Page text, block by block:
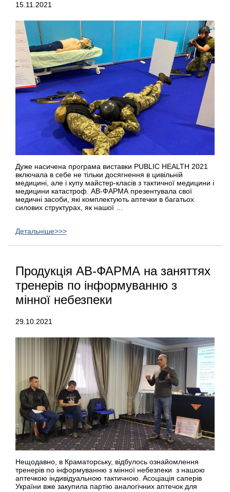
15.11.2021
Дуже насичена програма виставки PUBLIC HEALTH 2021
включала в себе не тільки досягнення в цивільній
медицині, але і купу майстер-класів з тактичної медицини і
медицини катастроф. АВ-ФАРМА презентувала свої
медичні засоби, які комплектують аптечки в багатьох
силових структурах, як нашої …
Детальніше>>>
Продукція АВ-ФАРМА на заняттях
тренерів по інформуванню з
мінної небезпеки
29.10.2021
Нещодавно, в Краматорську, відбулось ознайомлення
тренерів по інформуванню з мінної небезпеки з нашою
аптечкою індивідуальною тактичною. Асоціація саперів
України вже закупила партію аналогічних аптечок для